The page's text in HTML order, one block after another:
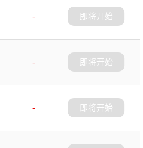
-
即将开始
-
即将开始
-
即将开始